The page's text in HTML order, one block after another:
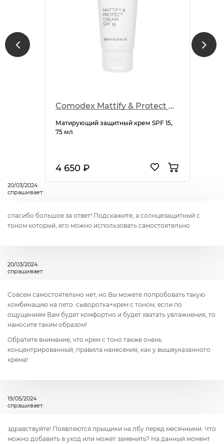
Comodex Mattify & Protect Cream SPF 15
Матирующий защитный крем SPF 15,
75 мл
4 650 ₽
20/03/2024
спрашивает:
спасибо большое за ответ! Подскажите, а солнцезащитный с
тоном который, его можно использовать самостоятельно
20/03/2024
спрашивает:
Совсем самостоятельно нет, но Вы можете попробовать такую
комбинацию на лето: сыворотка+крем с тоном, если по
ощущениям Вам будет комфортно и будет хватать увлажнения, то
наносите таким образом!
Обратите внимание, что крем с тоно также очень
концентрированный, правила нанесения, как у вышеуказанного
крема!
19/05/2024
спрашивает:
здравствуйте! Появляются прыщики на лбу перед месячными. Что
можно добавить в уход или может заменить? На данный момент